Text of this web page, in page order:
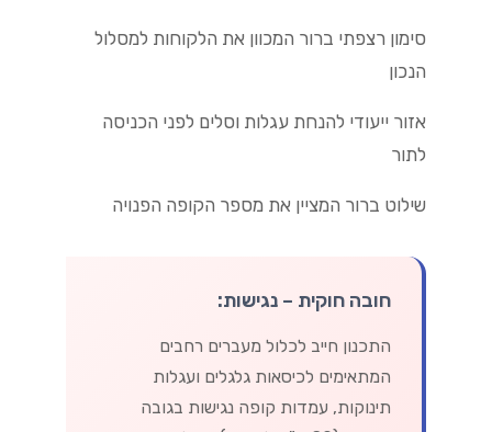
סימון רצפתי ברור המכוון את הלקוחות למסלול
הנכון
אזור ייעודי להנחת עגלות וסלים לפני הכניסה
לתור
שילוט ברור המציין את מספר הקופה הפנויה
חובה חוקית – נגישות:
התכנון חייב לכלול מעברים רחבים
המתאימים לכיסאות גלגלים ועגלות
תינוקות, עמדות קופה נגישות בגובה